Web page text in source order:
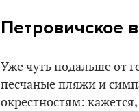
Петровичское
Уже чуть подальше от
песчаные пляжи и
окрестностям: